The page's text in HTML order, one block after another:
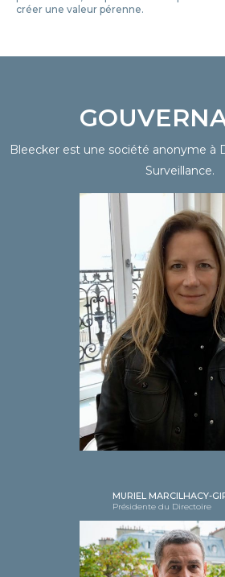
créer une valeur pérenne.
Bleecker est une société anonyme à
Surveillance.
MURIEL MARCILHACY-
Présidente du Directoire